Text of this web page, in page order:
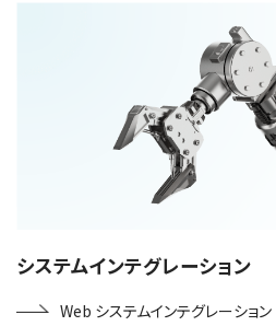
システムインテグレーション
Web システムインテグレーション